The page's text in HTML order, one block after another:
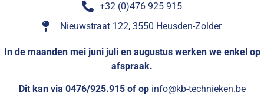
+32 (0)476 925 915
Nieuwstraat 122, 3550 Heusden-Zolder
In de maanden mei juni juli en augustus werken we enkel op
afspraak.
Dit kan via 0476/925.915 of op info@kb-technieken.be